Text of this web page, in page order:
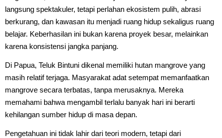
langsung spektakuler, tetapi perlahan ekosistem pulih, abrasi
berkurang, dan kawasan itu menjadi ruang hidup sekaligus ruang
belajar. Keberhasilan ini bukan karena proyek besar, melainkan
karena konsistensi jangka panjang.
Di Papua, Teluk Bintuni dikenal memiliki hutan mangrove yang
masih relatif terjaga. Masyarakat adat setempat memanfaatkan
mangrove secara terbatas, tanpa merusaknya. Mereka
memahami bahwa mengambil terlalu banyak hari ini berarti
kehilangan sumber hidup di masa depan.
Pengetahuan ini tidak lahir dari teori modern, tetapi dari